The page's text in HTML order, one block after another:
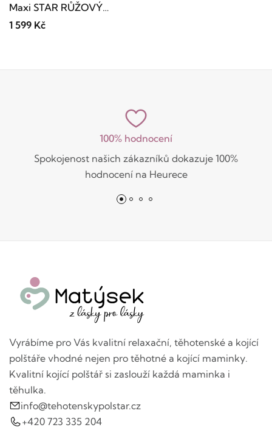
Maxi STAR RŮŽOVÝ
colormix 205cm
1 599 Kč
100% hodnocení
Spokojenost našich zákazníků dokazuje 100%
hodnocení na Heurece
Vyrábíme pro Vás kvalitní relaxační, těhotenské a kojící
polštáře vhodné nejen pro těhotné a kojící maminky.
Kvalitní kojící polštář si zaslouží každá maminka i
těhulka.
info@tehotenskypolstar.cz
+420 723 335 204